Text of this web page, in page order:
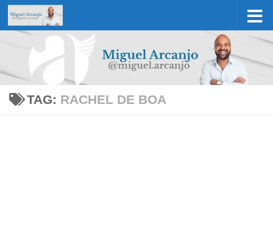
Skip to content
TAG: RACHEL DE BOA